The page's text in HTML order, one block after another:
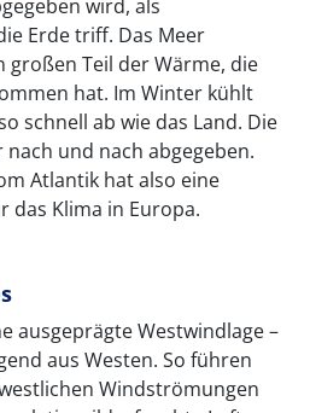
wird, als
Erde triff. Das Meer
großen Teil der Wärme, die
hat. Im Winter kühlt
schnell ab wie das Land. Die
und nach abgegeben.
Atlantik hat also eine
das Klima in Europa.
ausgeprägte Westwindlage –
aus Westen. So führen
Windströmungen